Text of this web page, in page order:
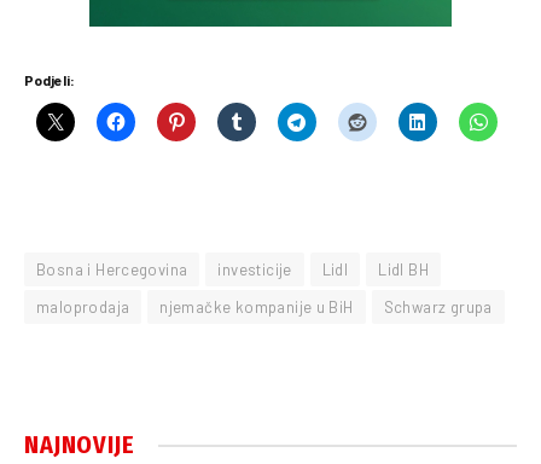
Podjeli:
Bosna i Hercegovina investicije Lidl
Lidl BH
maloprodaja
njemačke kompanije u BiH Schwarz grupa
NAJNOVIJE